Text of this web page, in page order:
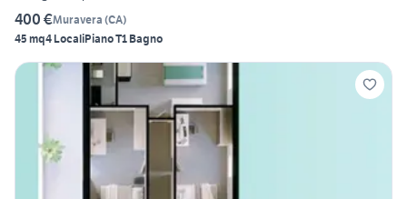
400 €Muravera (CA)
45 mq4 LocaliPiano T1 Bagno